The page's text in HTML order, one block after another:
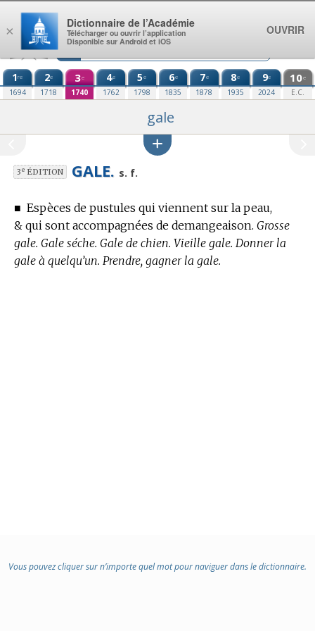
Aller au contenu
1re
1694
2e
1718
3e
1740
4e
1762
5e
1798
6e
1835
7e
1878
8e
1935
9e
2024
10e
E.C.
gale
3eÉDITION GALE. s. f.
■ Espèces de pustules qui viennent sur la peau,
& qui sont accompagnées de demangeaison. Grosse
gale. Gale séche. Gale de chien. Vieille gale. Donner la
gale à quelqu’un. Prendre, gagner la gale.
Vous pouvez cliquer sur n’importe quel mot pour naviguer dans le dictionnaire.
×
Dictionnaire de l’Académie
Télécharger ou ouvrir l’application
Disponible sur Android et iOS
OUVRIR